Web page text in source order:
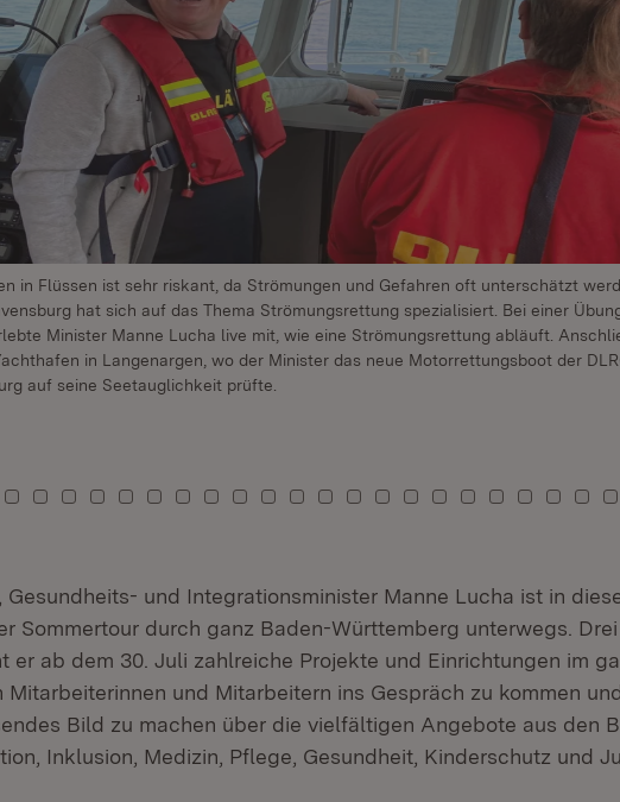
in Flüssen ist sehr riskant, da Strömungen und Gefahren oft unterschätzt
hat sich auf das Thema Strömungsrettung spezialisiert. Bei einer
Minister Manne Lucha live mit, wie eine Strömungsrettung abläuft.
in Langenargen, wo der Minister das neue Motorrettungsboot der
auf seine Seetauglichkeit prüfte.
11 12
Kachel: 13
Zu Kachel: 14
Zu Kachel: 15
Zu Kachel: 16
Zu Kachel: 17
Zu Kachel: 18
Zu Kachel: 19
Zu Kachel: 20
Zu Kachel: 21
Zu Kachel: 22
Zu Kachel: 23
Zu Kachel: 24
Zu Kachel: 25
Zu Kachel: 26
Zu Kachel: 27
Zu Kachel: 28
Zu Kachel: 29
Zu Kachel: 30
Zu Kachel: 31
Zu Zu Zu
Gesundheits- und Integrationsminister Manne Lucha ist in
Sommertour durch ganz Baden-Württemberg unterwegs.
er ab dem 30. Juli zahlreiche Projekte und Einrichtungen im
Mitarbeiterinnen und Mitarbeitern ins Gespräch zu kommen
Bild zu machen über die vielfältigen Angebote aus den
Inklusion, Medizin, Pflege, Gesundheit, Kinderschutz und